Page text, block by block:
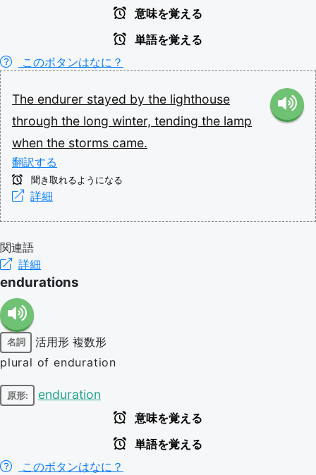
意味を覚える
単語を覚える
このボタンはなに？
The endurer stayed by the lighthouse
through the long winter, tending the lamp
when the storms came.
翻訳する
聞き取れるようになる
詳細
関連語
詳細
endurations
名詞 活用形 複数形
plural of enduration
原形: enduration
意味を覚える
単語を覚える
このボタンはなに？